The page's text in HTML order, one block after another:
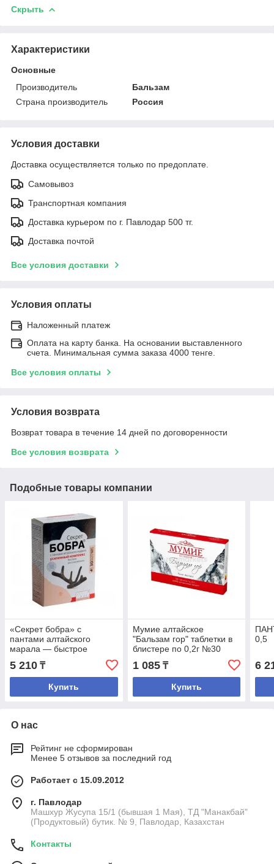
Скрыть
Характеристики
Основные
Производитель
Бальзам
Страна производитель
Россия
Условия доставки
Доставка осуществляется только по предоплате.
Самовывоз
Транспортная компания
Доставка курьером по г. Павлодар 500 тг.
Доставка почтой
Все условия доставки
Условия оплаты
Наложенный платеж
Оплата на карту банка. На основании выставленного
счета. Минимальная сумма заказа 4000 тенге.
Все условия оплаты
Условия возврата
Возврат товара в течение 14 дней по договоренности
Все условия возврата
Подобные товары компании
«Секрет бобра» с
пантами алтайского
марала — быстрое
восстановление (30
капсул по 0,5 г.)
5 210 ₸
Купить
Мумие алтайское
"Бальзам гор" таблетки в
блистере по 0,2г №30
1 085₸
Купить
0,5
6
О нас
Рейтинг не сформирован
Менее 5 отзывов за последний год
Работает с 15.09.2012
г. Павлодар
Машхур Жусупа 15/1 (бывшая 1 Мая), ТД "Манакбай"
(Продуктовый) бутик. № 9, Павлодар, Казахстан
Контакты